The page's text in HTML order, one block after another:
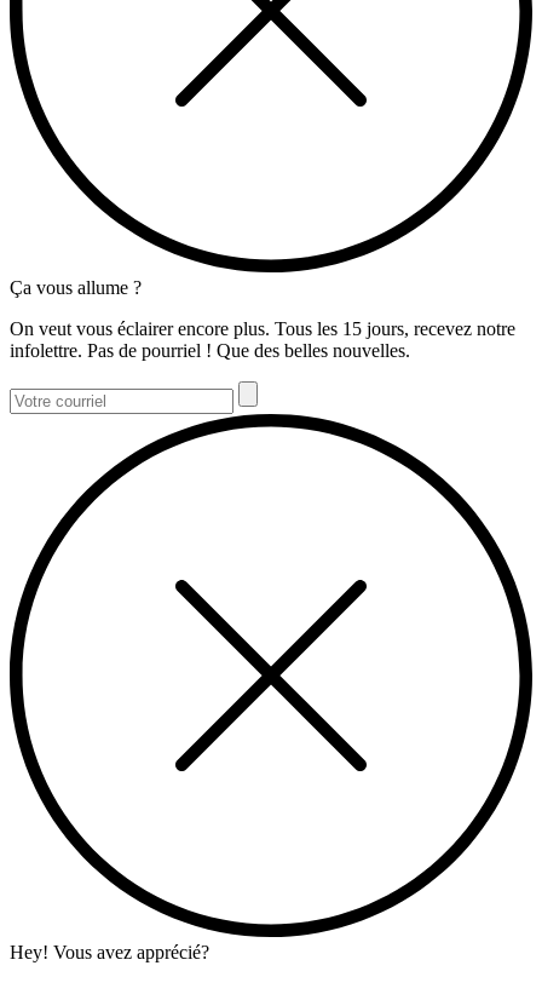
Ça vous allume ?
On veut vous éclairer encore plus. Tous les 15 jours, recevez notre
infolettre. Pas de pourriel ! Que des belles nouvelles.
Hey! Vous avez apprécié?